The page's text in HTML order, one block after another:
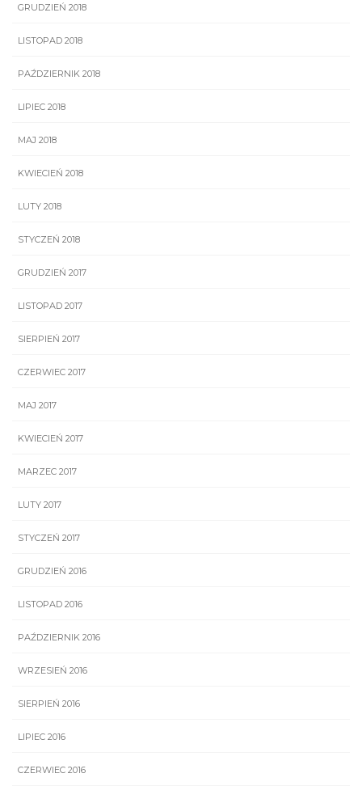
GRUDZIEŃ 2018
LISTOPAD 2018
PAŹDZIERNIK 2018
LIPIEC 2018
MAJ 2018
KWIECIEŃ 2018
LUTY 2018
STYCZEŃ 2018
GRUDZIEŃ 2017
LISTOPAD 2017
SIERPIEŃ 2017
CZERWIEC 2017
MAJ 2017
KWIECIEŃ 2017
MARZEC 2017
LUTY 2017
STYCZEŃ 2017
GRUDZIEŃ 2016
LISTOPAD 2016
PAŹDZIERNIK 2016
WRZESIEŃ 2016
SIERPIEŃ 2016
LIPIEC 2016
CZERWIEC 2016